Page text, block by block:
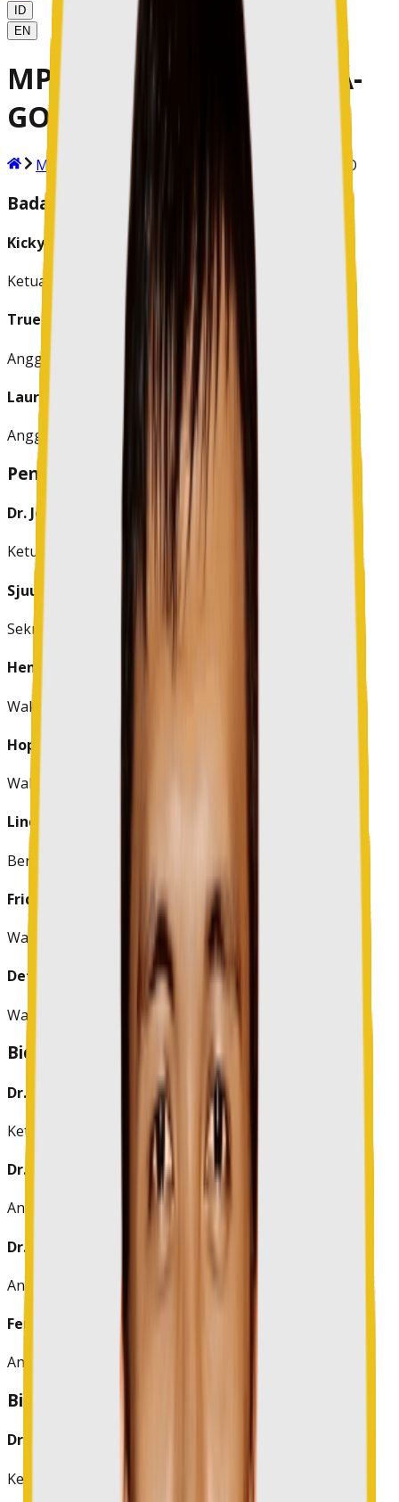
ID
EN
MPKW SULAWESI UTARA-
GORONTALO
MPKW MPKW SULAWESI UTARA-GORONTALO
Badan Pengawas MPK
Kicky Wangkar
Ketua
Truely Khosama, S.H.
Anggota
Laurens J.Kerap, B.Sc.
Anggota
Pengurus Harian
Dr. Jourike Jeane Runtuwarouw, M.Pd.
Ketua
Sjuultje Kamasaan, S.Pd, M.Si.
Sekretaris
Henry Wansaga, S.H, M.Kn.
Wakil Sekretaris
Hopny J. Ume, M.Pd.
Wakil Sekretaris
Linda Pajow, S.Th.
Bendahara
Frida Keseh, S.Sos.
Wakil Bendahara
Detty Kawulusan, S.Pd.
Wakil Bendahara
Bidang I: Pengembangan Pendidikan
Dr. Femmy Togas Sehang, MA.Ed, M.Pd.
Ketua Bidang
Dr. Alfons Andrew Maramis, M.Si.
Anggota
Dr. Jantje Ngangi, M.S.
Anggota
Ferdinan Tumewu, S.E., B.B.A., M.A.
Anggota
Bidang II: Digitalisasi & Inovasi
Dr. Juliana Dolvin Karwur, M.Si.
Ketua Bidang